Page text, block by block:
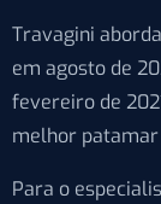
Travagini
em agosto de
fevereiro de
melhor patamar
Para o